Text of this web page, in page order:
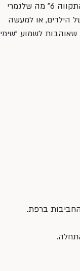
דקות הילדים בחרו ל״התחמם״ עם קרטיבים. ברקע הושמעו שירים של ״התקווה 6״ מה שלגמרי
הילדים, או למעשה
שאוהבות לשמוע ״שימי
ברפת.